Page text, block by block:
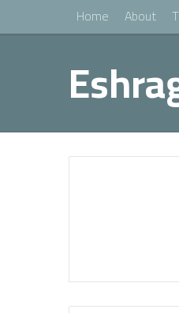
Home About